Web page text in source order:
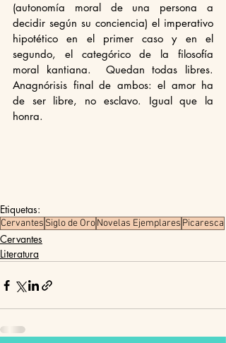
(autonomía moral de una persona a
decidir según su conciencia) el imperativo
hipotético en el primer caso y en el
segundo, el categórico de la filosofía
moral kantiana.  Quedan todas libres.
Anagnórisis final de ambos: el amor ha
de ser libre, no esclavo. Igual que la
honra.
Etiquetas:
Cervantes Siglo de OroNovelas Ejemplares Picaresca
Cervantes
Literatura